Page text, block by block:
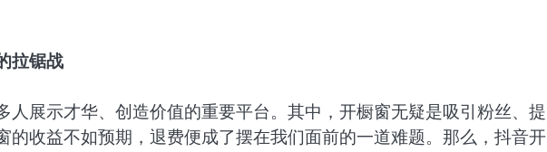
拉锯战
人展示才华、创造价值的重要平台。其中，开橱窗无疑是吸引粉丝、提
的收益不如预期，退费便成了摆在我们面前的一道难题。那么，抖音开